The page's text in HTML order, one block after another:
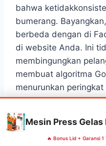
bahwa
bumerang.
berbeda dengan di
di website Anda. Ini
membingungkan
membuat algoritma
menurunkan
Maka dari itu,
berbagai platform
Ini disebut juga
Mesin Press Gelas
🔥 Bonus Lid + Garansi 1